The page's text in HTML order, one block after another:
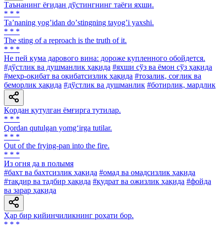
Таънанинг ёғидан дўстингнинг таёғи яхши.
* * *
Taʼnaning yogʼidan doʼstingning tayogʼi yaxshi.
* * *
The sting оf a reproach is the truth of it.
* * *
He пей кума дарового вина: дороже купленного обойдется.
#дўстлик ва душманлик ҳақида #яхши сўз ва ёмон сўз ҳақида
#меҳр-оқибат ва оқибатсизлик ҳақида #тозалик, соғлик ва
беморлик ҳақида #дўстлик ва душманлик #ботирлик, мардлик
Қордан қутулган ёмғирга тутилар.
* * *
Qordan qutulgan yomg‘irga tutilar.
* * *
Out of the frying-pan into the fire.
* * *
Из огня да в полымя
#бахт ва бахтсизлик ҳақида #омад ва омадсизлик ҳақида
#тақдир ва тадбир ҳақида #қудрат ва ожизлик ҳақида #фойда
ва зарар ҳақида
Ҳар бир қийинчиликнинг роҳати бор.
* * *